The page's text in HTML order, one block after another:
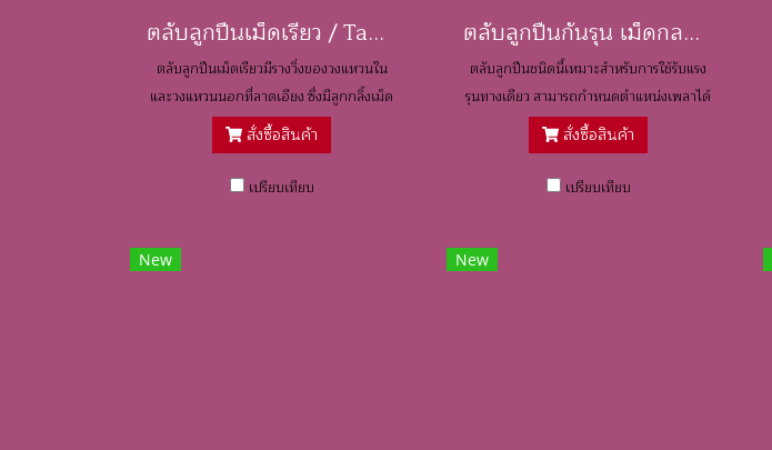
ตลับลูกปืนเม็ดเรียว / Taper Roller Bearings
ตลับลูกปืนเม็ดเรียวมีรางวิ่งของวงแหวนใน
และวงแหวนนอกที่ลาดเอียง ซึ่งมีลูกกลิ้งเม็ด
เรียวอยู่ระหว่างวงแหวนทั้งสองนี้
สั่งซื้อสินค้า
เปรียบเทียบ
ตลับลูกปืนกันรุน เม็ดกลม / Thrust Ball Bearings
ตลับลูกปืนชนิดนี้เหมาะสำหรับการใช้รับแรง
รุนทางเดียว สามารถกำหนดตำแหน่งเพลาได้
เพียงทิศทางเดียว จะต้องไม่รับแรงในแนวรัศมี
ใดๆ
สั่งซื้อสินค้า
เปรียบเทียบ
New New